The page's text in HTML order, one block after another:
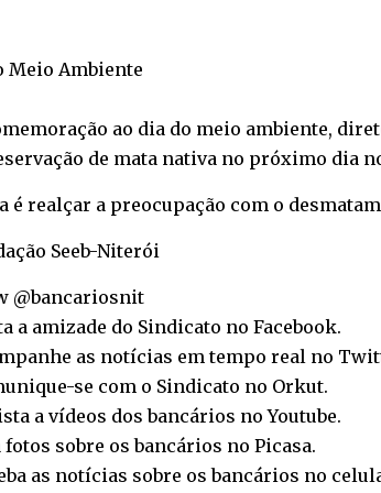
Meio Ambiente
ao dia do meio ambiente,
de mata nativa no próximo dia
é realçar a preocupação com o
Seeb-Niterói
@bancariosnit
a amizade do Sindicato no Facebook.
as notícias em tempo real no
se com o Sindicato no Orkut.
a vídeos dos bancários noYoutube.
fotos sobre os bancários no Picasa.
as notícias sobre os bancários no